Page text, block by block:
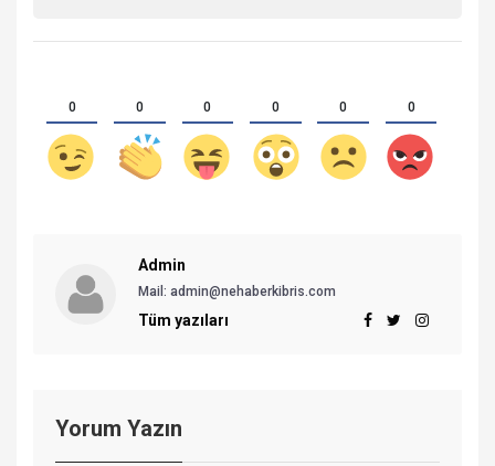
0 0 0 0 0 0
Admin
Mail: admin@nehaberkibris.com
Tüm yazıları
Yorum Yazın